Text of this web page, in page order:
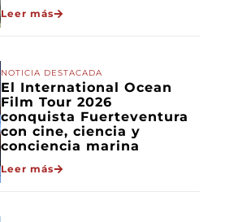
Leer más
NOTICIA DESTACADA
El International Ocean
Film Tour 2026
conquista Fuerteventura
con cine, ciencia y
conciencia marina
Leer más